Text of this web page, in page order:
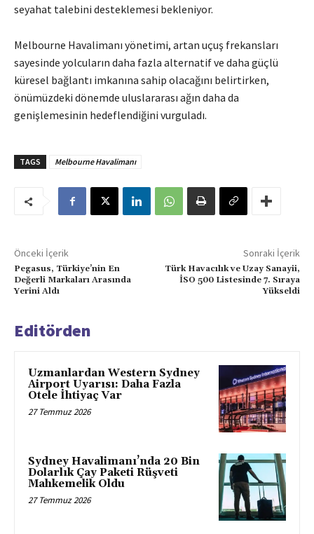
seyahat talebini desteklemesi bekleniyor.
Melbourne Havalimanı yönetimi, artan uçuş frekansları
sayesinde yolcuların daha fazla alternatif ve daha güçlü
küresel bağlantı imkanına sahip olacağını belirtirken,
önümüzdeki dönemde uluslararası ağın daha da
genişlemesinin hedeflendiğini vurguladı.
TAGS Melbourne Havalimanı
Önceki İçerik
Pegasus, Türkiye’nin En
Değerli Markaları Arasında
Yerini Aldı
Sonraki İçerik
Türk Havacılık ve Uzay Sanayii,
İSO 500 Listesinde 7. Sıraya
Yükseldi
Editörden
Uzmanlardan Western Sydney
Airport Uyarısı: Daha Fazla
Otele İhtiyaç Var
27 Temmuz 2026
Sydney Havalimanı’nda 20 Bin
Dolarlık Çay Paketi Rüşveti
Mahkemelik Oldu
27 Temmuz 2026